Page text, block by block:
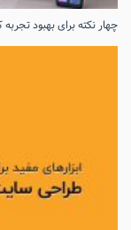
چهار نکته برای بهبود تجربه